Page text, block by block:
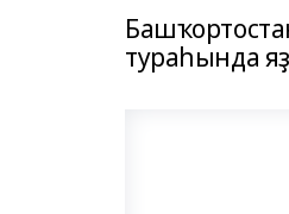
тураһында